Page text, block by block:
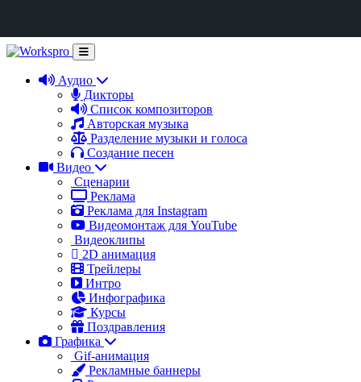
Аудио
Дикторы
Список композиторов
Авторская музыка
Разделение музыки и голоса
Создание песен
Видео
Сценарии
Реклама
Реклама для Instagram
Видеомонтаж для YouTube
Видеоклипы
2D анимация
Трейлеры
Интро
Инфографика
Курсы
Поздравления
Графика
Gif-анимация
Рекламные баннеры